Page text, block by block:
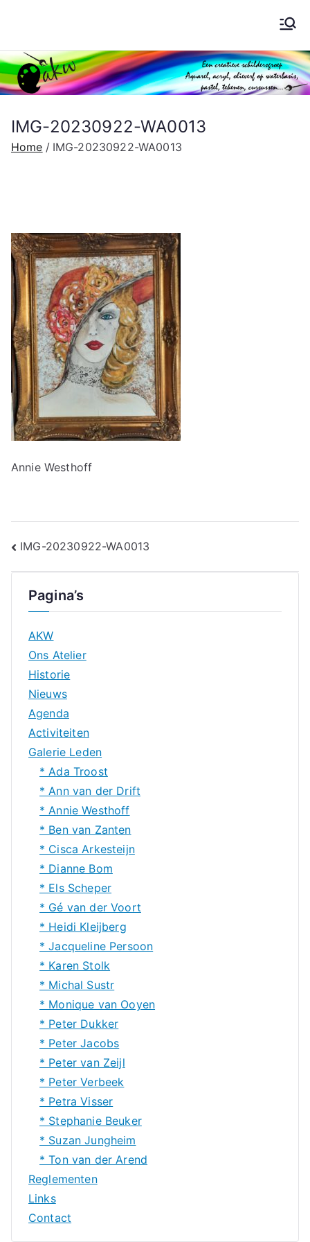
de
inhoud
Schilderen AKW
IMG-20230922-WA0013
Home IMG-20230922-WA0013
Annie Westhoff
Bericht
navigatie
IMG-20230922-WA0013
Pagina’s
AKW
Ons Atelier
Historie
Nieuws
Agenda
Activiteiten
Galerie Leden
* Ada Troost
* Ann van der Drift
* Annie Westhoff
* Ben van Zanten
* Cisca Arkesteijn
* Dianne Bom
* Els Scheper
* Gé van der Voort
* Heidi Kleijberg
* Jacqueline Persoon
* Karen Stolk
* Michal Sustr
* Monique van Ooyen
* Peter Dukker
* Peter Jacobs
* Peter van Zeijl
* Peter Verbeek
* Petra Visser
* Stephanie Beuker
* Suzan Jungheim
* Ton van der Arend
Reglementen
Links
Contact